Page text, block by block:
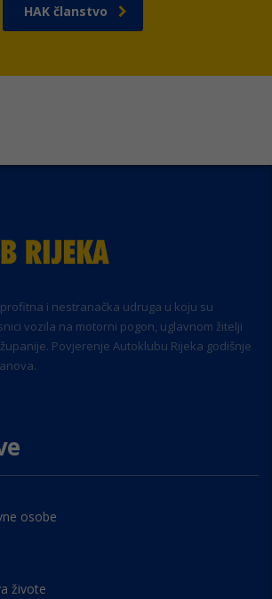
HAK članstvo
i nestranačka udruga u koju su
vozila na motorni pogon, uglavnom žitelji
Povjerenje Autoklubu Rijeka godišnje
osobe
živote